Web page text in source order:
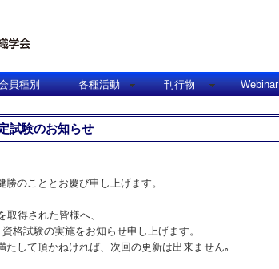
員種別 各種活動 刊行物 Webinar
試験のお知らせ
のこととお慶び申し上げます。
取得された皆様へ、
格試験の実施をお知らせ申し上げます。
して頂かねければ、次回の更新は出来ません｡